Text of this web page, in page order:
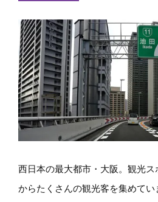
西日本の最大都市・大阪。観光
からたくさんの観光客を集めて